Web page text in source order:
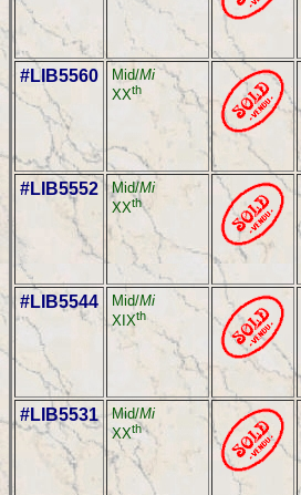
#LIB5560
Mid/Mi
XXth
#LIB5552
Mid/Mi
XXth
#LIB5544
Mid/Mi
XIXth
#LIB5531
Mid/Mi
XXth